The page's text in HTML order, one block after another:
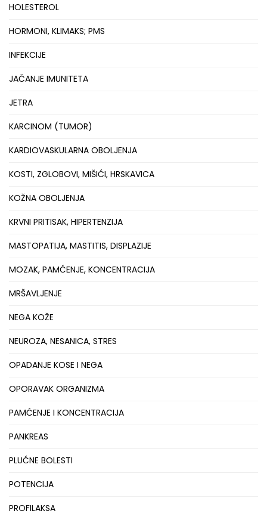
HOLESTEROL
HORMONI, KLIMAKS; PMS
INFEKCIJE
JAČANJE IMUNITETA
JETRA
KARCINOM (TUMOR)
KARDIOVASKULARNA OBOLJENJA
KOSTI, ZGLOBOVI, MIŠIĆI, HRSKAVICA
KOŽNA OBOLJENJA
KRVNI PRITISAK, HIPERTENZIJA
MASTOPATIJA, MASTITIS, DISPLAZIJE
MOZAK, PAMĆENJE, KONCENTRACIJA
MRŠAVLJENJE
NEGA KOŽE
NEUROZA, NESANICA, STRES
OPADANJE KOSE I NEGA
OPORAVAK ORGANIZMA
PAMĆENJE I KONCENTRACIJA
PANKREAS
PLUĆNE BOLESTI
POTENCIJA
PROFILAKSA